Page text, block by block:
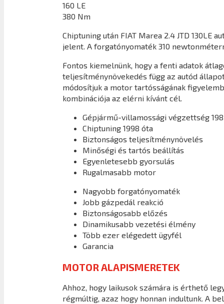
160 LE
380 Nm
Chiptuning után FIAT Marea 2.4 JTD 130LE
jelent. A forgatónyomaték 310
Fontos kiemelnünk, hogy a fenti adatok
teljesítménynövekedés függ az autód
módosítjuk a motor tartósságának
kombinációja az elérni kívánt cél.
Gépjármű-villamossági végzettség
Chiptuning 1998 óta
Biztonságos teljesítménynövelés
Minőségi és tartós beállítás
Egyenletesebb gyorsulás
Rugalmasabb motor
Nagyobb forgatónyomaték
Jobb gázpedál reakció
Biztonságosabb előzés
Dinamikusabb vezetési élmény
Több ezer elégedett ügyfél
Garancia
MOTOR ALAPISMERETEK
Ahhoz, hogy laikusok számára is érthető
régmúltig, azaz hogy honnan indultunk. A